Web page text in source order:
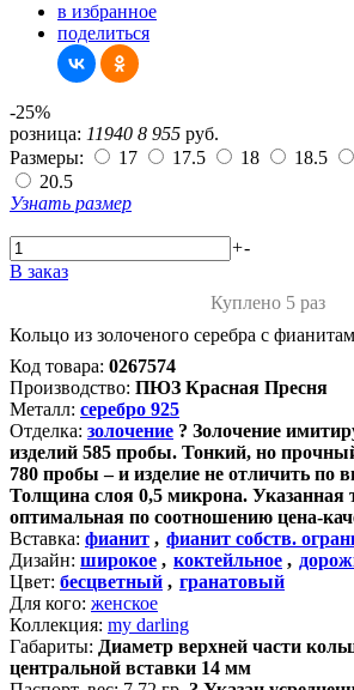
в избранное
поделиться
-25%
розница: 11940 8 955 руб.
Размеры:
17 17.5 18 18.5
20.5
Узнать размер
+-
В заказ
Куплено 5 раз
Кольцо из золоченого серебра с
Код товара: 0267574
Производство: ПЮЗ Красная Пресня
Металл: серебро 925
Отделка: золочение ? Золочение
изделий 585 пробы. Тонкий, но
780 пробы – и изделие не отличить по
Толщина слоя 0,5 микрона. Указанная
оптимальная по соотношению цена-
Вставка: фианит , фианит собств.
Дизайн: широкое , коктейльное ,
Цвет: бесцветный , гранатовый
Для кого: женское
Коллекция: my darling
Габариты: Диаметр верхней части
центральной вставки 14 мм